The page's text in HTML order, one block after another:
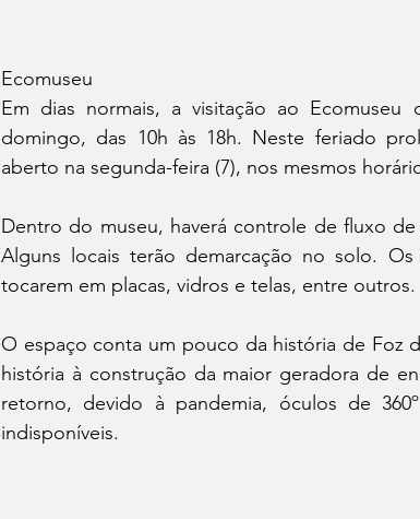
Ecomuseu
Em dias normais, a visitação ao
domingo, das 10h às 18h. Neste feriado
aberto na segunda-feira (7), nos mesmos
Dentro do museu, haverá controle de fluxo de
Alguns locais terão demarcação no solo.
tocarem em placas, vidros e telas, entre outros.
O espaço conta um pouco da história de
história à construção da maior geradora de
retorno, devido à pandemia, óculos de
indisponíveis.